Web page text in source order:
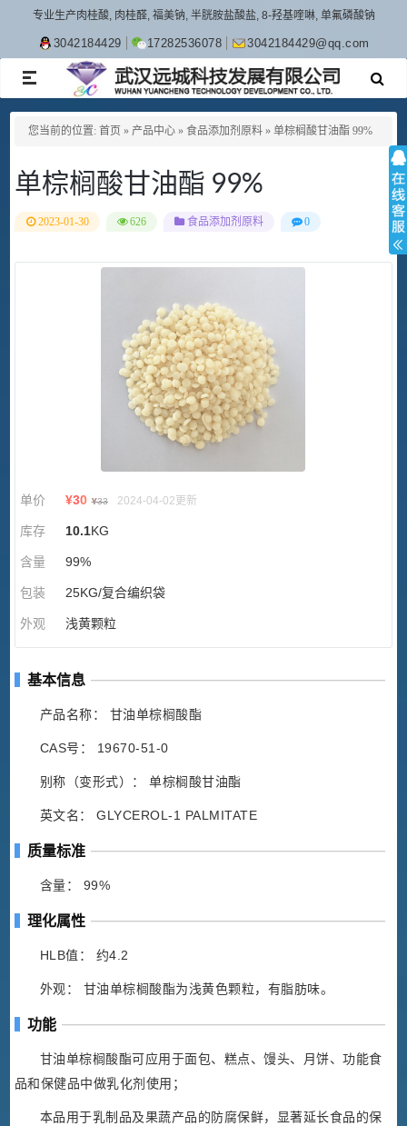
专业生产肉桂酸, 肉桂醛, 福美钠, 半胱胺盐酸盐, 8-羟基喹啉, 单氟磷酸钠
3042184429 17282536078 3042184429@qq.com
TOGGLE
NAVIGATION
您当前的位置: 首页 » 产品中心 » 食品添加剂原料 » 单棕榈酸甘油酯 99%
单棕榈酸甘油酯 99%
2023-01-30 626 食品添加剂原料 0
单价 ¥30 ¥33 2024-04-02更新
库存 10.1KG
含量 99%
包装 25KG/复合编织袋
外观 浅黄颗粒
基本信息
产品名称： 甘油单棕榈酸酯
CAS号： 19670-51-0
别称（变形式）： 单棕榈酸甘油酯
英文名： GLYCEROL-1 PALMITATE
质量标准
含量： 99%
理化属性
HLB值： 约4.2
外观： 甘油单棕榈酸酯为浅黄色颗粒，有脂肪味。
功能
甘油单棕榈酸酯可应用于面包、糕点、馒头、月饼、功能食
品和保健品中做乳化剂使用；
本品用于乳制品及果蔬产品的防腐保鲜，显著延长食品的保